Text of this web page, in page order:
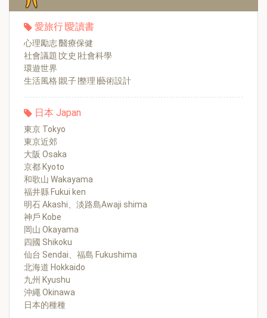
愛旅行∣愛讀書
心理勵志∣醫療保健
社會議題∣文史∣社會科學
環遊世界
生活風格∣親子∣整理∣藝術設計
日本 Japan
東京 Tokyo
東京近郊
大阪 Osaka
京都 Kyoto
和歌山 Wakayama
福井縣 Fukui ken
明石 Akashi、淡路島Awaji shima
神戶 Kobe
岡山 Okayama
四國 Shikoku
仙台 Sendai、福島 Fukushima
北海道 Hokkaido
九州 Kyushu
沖繩 Okinawa
日本的種種